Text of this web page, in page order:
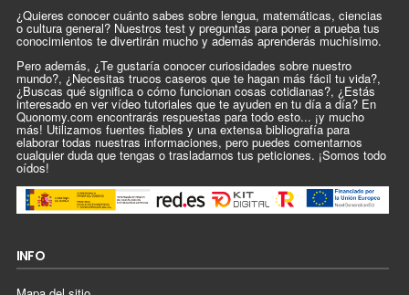
¿Quieres conocer cuánto sabes sobre lengua, matemáticas, ciencias
o cultura general? Nuestros test y preguntas para poner a prueba tus
conocimientos te divertirán mucho y además aprenderás muchísimo.
Pero además, ¿Te gustaría conocer curiosidades sobre nuestro
mundo?, ¿Necesitas trucos caseros que te hagan más fácil tu vida?,
¿Buscas qué significa o cómo funcionan cosas cotidianas?, ¿Estás
interesado en ver vídeo tutoriales que te ayuden en tu día a día? En
Quonomy.com encontrarás respuestas para todo esto... ¡y mucho
más! Utilizamos fuentes fiables y una extensa bibliografía para
elaborar todas nuestras informaciones, pero puedes comentarnos
cualquier duda que tengas o trasladarnos tus peticiones. ¡Somos todo
oídos!
INFO